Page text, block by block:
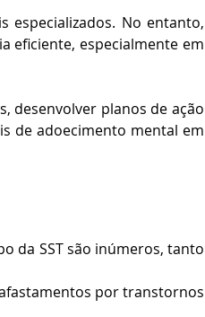
especializados. No entanto,
eficiente, especialmente em
desenvolver planos de ação
de adoecimento mental em
da SST são inúmeros, tanto
por transtornos